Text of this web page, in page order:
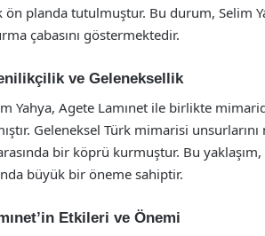
ön planda tutulmuştur. Bu durum, Selim
çabasını göstermektedir.
ve Geleneksellik
Yahya, Agete Lamınet ile birlikte
Geleneksel Türk mimarisi
bir köprü kurmuştur. Bu
büyük bir öneme sahiptir.
Etkileri ve Önemi